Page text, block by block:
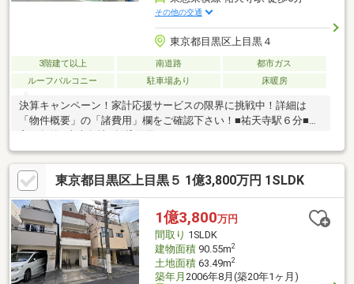
その他の交通
東京都目黒区上目黒４
3階建て以上 南道路
都市ガス
ルーフバルコニー
駐車場あり 床暖房
決算キャンペーン！家計応援サービスの限界に挑戦中！詳細は
「物件概要」の「諸費用」欄をご確認下さい！■祐天寺駅６分■令
（節税対策にも）■４ＬＤＫ■広々ルーフバルコニー■住友不動産
の注文建築■売却のある方はさらにお得です！売却時の諸費用が
「最大無料」！■資金計画に強い！元金融マンでＦＰ、ローンア
ドバイザー資格者が無料相談に対応いたします。■リフォームが
安い！新築でも中古でもリフォーム工事が発生しますが、私が職
人なので中間マージン不要となり、最大５０％ＯＦＦで承りま
す。※賃貸部分面積：約４３平米
東京都目黒区上目黒５ 1億3,800万円 1SLDK
1億3,800万円
間取り 1SLDK
建物面積90.55m2
土地面積63.49m2
築年月 2006年8月(築20年1ヶ月)